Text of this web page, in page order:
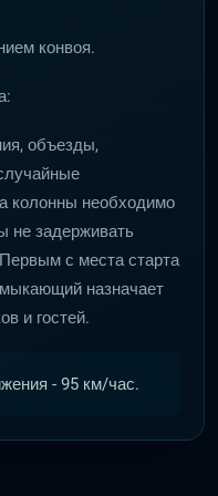
конвоя.
объезды,
колонны необходимо
не задерживать
с места старта
назначает
и гостей.
- 95 км/час.